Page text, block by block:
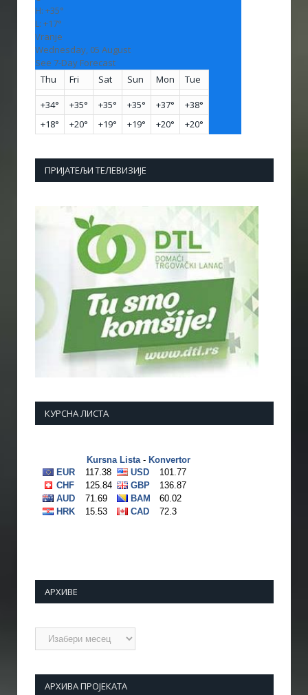
H: +35°
L: +17°
Vranje
Wednesday, 05 August
See 7-Day Forecast
Thu
Fri Sat Sun Mon Tue
+34° +35° +35° +35° +37° +38°
+18° +20° +19° +19° +20° +20°
ПРИЈАТЕЉИ ТЕЛЕВИЗИЈЕ
КУРСНА ЛИСТА
АРХИВЕ
Архиве
АРХИВА ПРОЈЕКАТА